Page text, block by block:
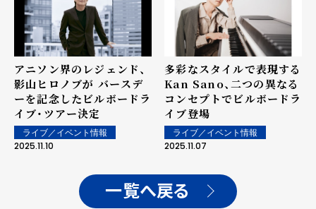
アニソン界のレジェンド、
影山ヒロノブが バースデ
ーを記念したビルボードラ
イブ・ツアー決定
ライブ／イベント情報
2025.11.10
多彩なスタイルで表現する
Kan Sano、二つの異なる
コンセプトでビルボードラ
イブ登場
ライブ／イベント情報
2025.11.07
一覧へ戻る